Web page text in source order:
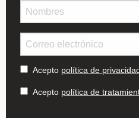
Acepto política de
Acepto política de